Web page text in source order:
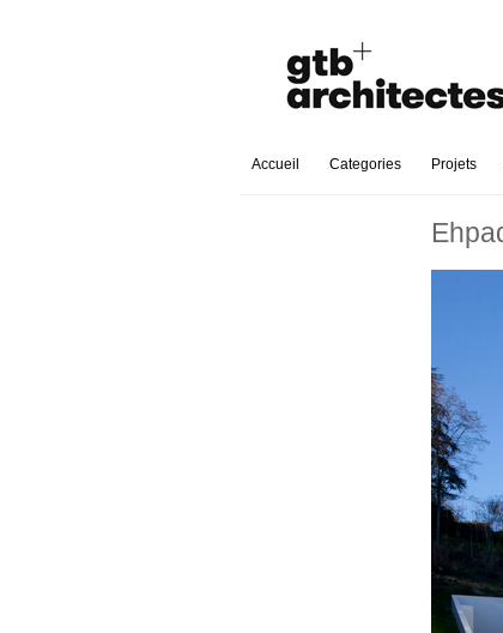
Accueil Categories Projets